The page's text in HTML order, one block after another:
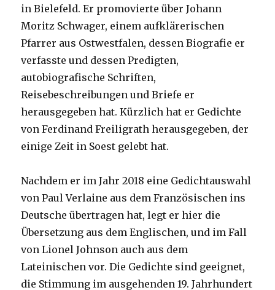
in Bielefeld. Er promovierte über Johann
Moritz Schwager, einem aufklärerischen
Pfarrer aus Ostwestfalen, dessen Biografie er
verfasste und dessen Predigten,
autobiografische Schriften,
Reisebeschreibungen und Briefe er
herausgegeben hat. Kürzlich hat er Gedichte
von Ferdinand Freiligrath herausgegeben, der
einige Zeit in Soest gelebt hat.
Nachdem er im Jahr 2018 eine Gedichtauswahl
von Paul Verlaine aus dem Französischen ins
Deutsche übertragen hat, legt er hier die
Übersetzung aus dem Englischen, und im Fall
von Lionel Johnson auch aus dem
Lateinischen vor. Die Gedichte sind geeignet,
die Stimmung im ausgehenden 19. Jahrhundert